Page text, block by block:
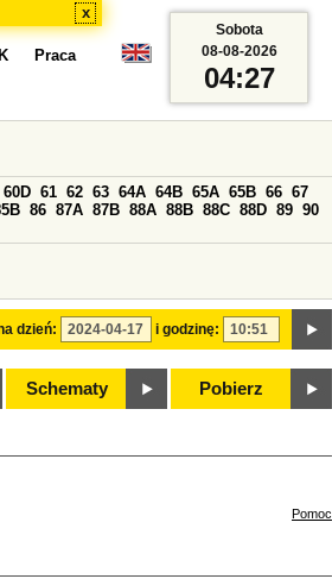
x
Praca
dzień: i godzinę:
60D 61 62 63 64A 64B 65A 65B 66 67
86 87A 87B 88A 88B 88C 88D 89 90
Schematy Pobierz
Sobota
08-08-2026
04:27
Pomoc